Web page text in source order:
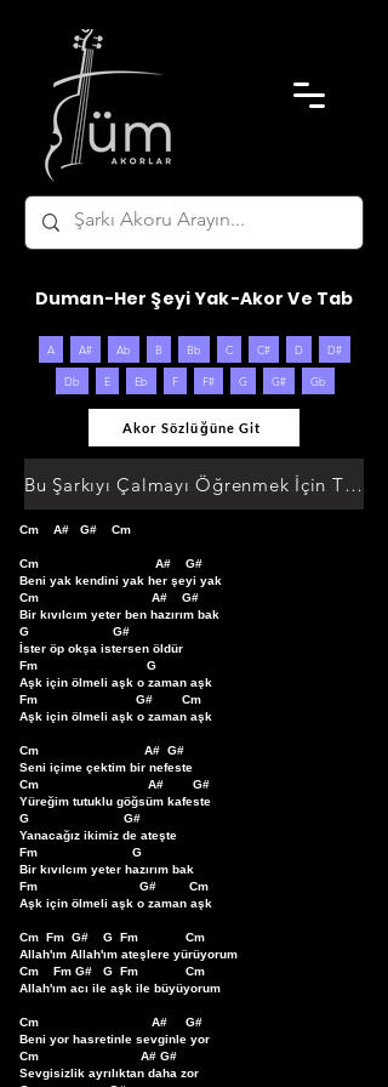
Duman-Her Şeyi Yak-Akor Ve Tab
A A# Ab B Bb C C# D D#
Db E Eb F F# G G# Gb
Akor Sözlüğüne Git
Bu Şarkıyı Çalmayı Öğrenmek İçin Tıklayın
Cm    A#   G#    Cm
Cm                                A#    G#
Beni yak kendini yak her şeyi yak
Cm                               A#    G#
Bir kıvılcım yeter ben hazırım bak
G                       G#
İster öp okşa istersen öldür
Fm                              G
Aşk için ölmeli aşk o zaman aşk
Fm                           G#        Cm
Aşk için ölmeli aşk o zaman aşk
Cm                             A#  G#
Seni içime çektim bir nefeste
Cm                              A#        G#
Yüreğim tutuklu göğsüm kafeste
G                          G#
Yanacağız ikimiz de ateşte
Fm                          G
Bir kıvılcım yeter hazırım bak
Fm                            G#         Cm
Aşk için ölmeli aşk o zaman aşk
Cm  Fm  G#    G  Fm             Cm
Allah'ım Allah'ım ateşlere yürüyorum
Cm    Fm G#   G  Fm             Cm
Allah'ım acı ile aşk ile büyüyorum
Cm                               A#     G#
Beni yor hasretinle sevginle yor
Cm                            A# G#
Sevgisizlik ayrılıktan daha zor